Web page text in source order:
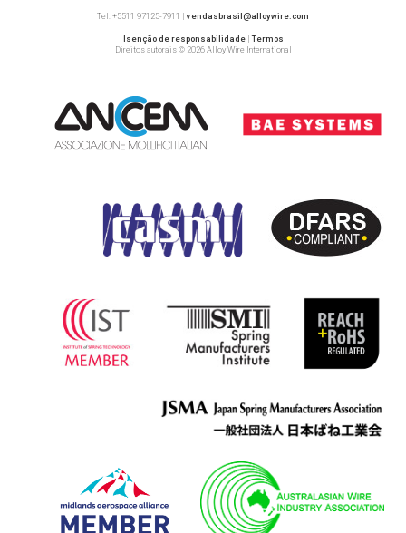
Tel: +5511 97125-7911 |vendasbrasil@alloywire.com
Isenção de responsabilidade|Termos
Direitos autorais © 2026 Alloy Wire International